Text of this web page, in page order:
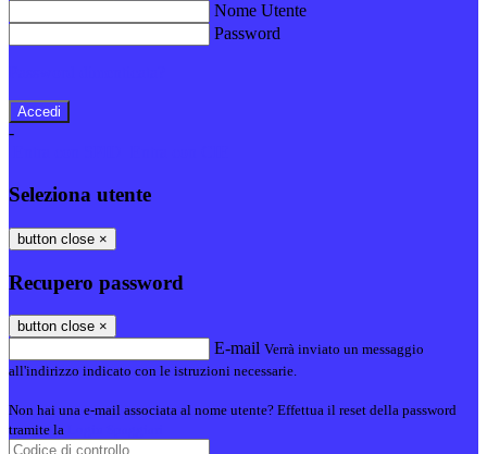
Nome Utente
Password
-
Seleziona utente
button close ×
Recupero password
button close ×
E-mail Verrà inviato un messaggio
all'indirizzo indicato con le istruzioni necessarie.
Non hai una e-mail associata al nome utente? Effettua il reset della password
tramite la